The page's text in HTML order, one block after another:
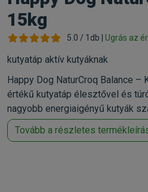
15kg
5.0 / 1db | Ugrás az
kutyatáp aktív kutyáknak
Happy Dog NaturCroq Balance
értékű kutyatáp élesztővel és
nagyobb energiaigényű kutyák
Tovább a részletes